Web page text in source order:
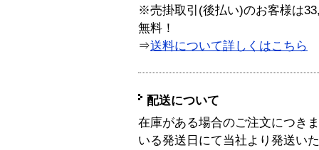
※売掛取引(後払い)のお客様は
無料！
⇒送料について詳しくはこちら
配送について
在庫がある場合のご注文につき
いる発送日にて当社より発送い